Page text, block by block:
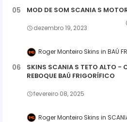
MOD DE SOM SCANIA S
dezembro 19, 2023
Roger Monteiro Skins BAÚ
SKINS SCANIA S TETO ALTO -
REBOQUE BAÚ FRIGORÍFICO
fevereiro 08, 2025
Roger Monteiro Skins